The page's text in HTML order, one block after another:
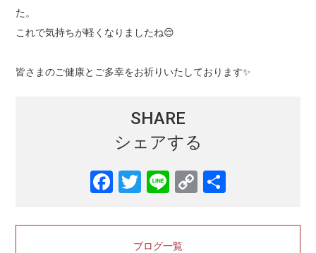
た。
これで気持ちが軽くなりましたね😌
皆さまのご健康とご多幸をお祈りいたしております✨
SHARE
シェアする
ブログ一覧